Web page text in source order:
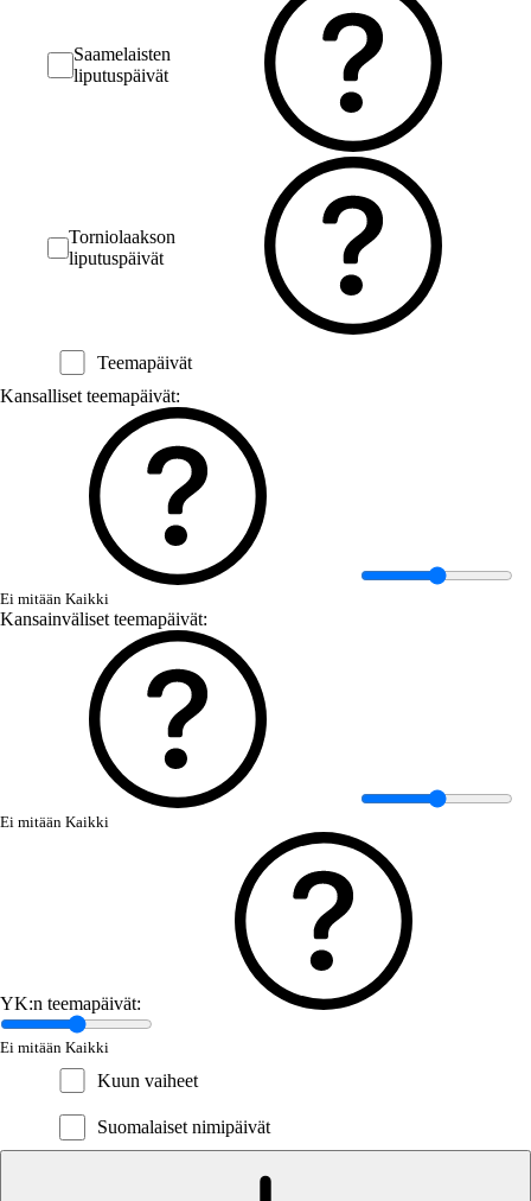
Saamelaisten
liputuspäivät
Torniolaakson
liputuspäivät
Teemapäivät
Kansalliset teemapäivät:
Ei mitään Kaikki
Kansainväliset teemapäivät:
Ei mitään Kaikki
YK:n teemapäivät:
Ei mitään Kaikki
Kuun vaiheet
Suomalaiset nimipäivät